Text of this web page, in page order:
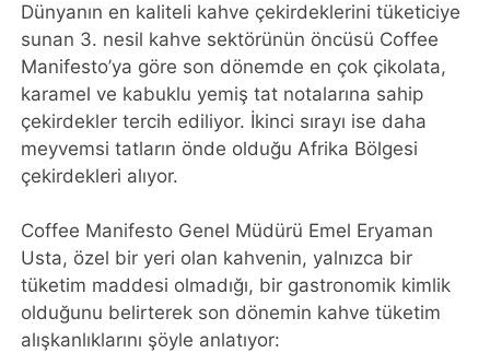
Dünyanın en kaliteli kahve çekirdeklerini tüketiciye
sunan 3. nesil kahve sektörünün öncüsü Coffee
Manifesto’ya göre son dönemde en çok çikolata,
karamel ve kabuklu yemiş tat notalarına sahip
çekirdekler tercih ediliyor. İkinci sırayı ise daha
meyvemsi tatların önde olduğu Afrika Bölgesi
çekirdekleri alıyor.
Coffee Manifesto Genel Müdürü Emel Eryaman
Usta, özel bir yeri olan kahvenin, yalnızca bir
tüketim maddesi olmadığı, bir gastronomik kimlik
olduğunu belirterek son dönemin kahve tüketim
alışkanlıklarını şöyle anlatıyor: